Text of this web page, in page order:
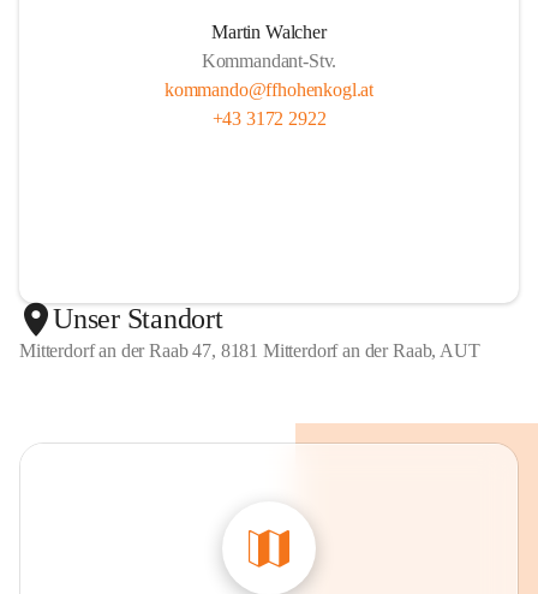
Martin Walcher
Kommandant-Stv.
kommando@ffhohenkogl.at
+43 3172 2922
Unser Standort
Mitterdorf an der Raab 47, 8181 Mitterdorf an der Raab, AUT